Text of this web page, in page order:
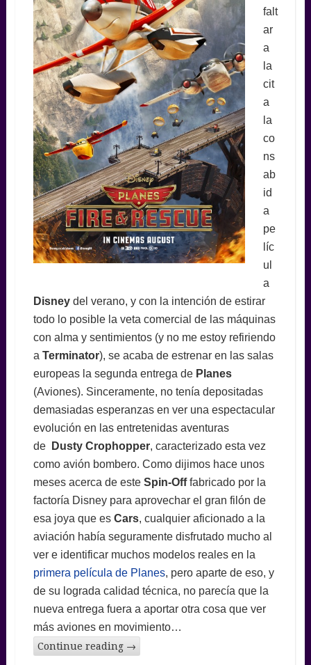
falt
ar
a
la
cit
a
la
co
ns
ab
id
a
pe
líc
ul
a
Disneydel verano, y con la intención de estirar
todo lo posible la veta comercial de las máquinas
con alma y sentimientos (y no me estoy refiriendo
a Terminator), se acaba de estrenar en las salas
europeas la segunda entrega de Planes
(Aviones). Sinceramente, no tenía depositadas
demasiadas esperanzas en ver una espectacular
evolución en las entretenidas aventuras
de
Dusty Crophopper, caracterizado esta vez
como avión bombero. Como dijimos hace unos
meses acerca de este Spin-Offfabricado por la
factoría Disney para aprovechar el gran filón de
esa joya que es Cars, cualquier aficionado a la
aviación había seguramente disfrutado mucho al
ver e identificar muchos modelos reales en la
primera película de Planes, pero aparte de eso, y
de su lograda calidad técnica, no parecía que la
nueva entrega fuera a aportar otra cosa que ver
más aviones en movimiento…
Continue reading →